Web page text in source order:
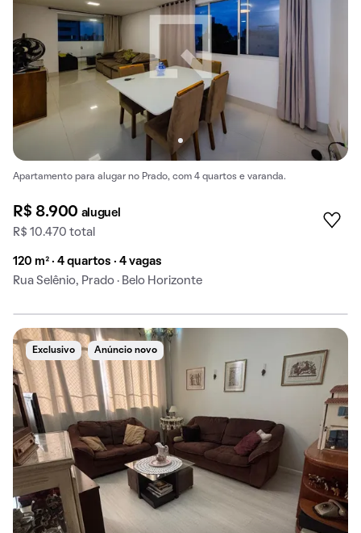
Apartamento para alugar no Prado, com 4 quartos e varanda.
R$ 8.900 aluguel
R$ 10.470 total
120 m² · 4 quartos · 4 vagas
Rua Selênio, Prado · Belo Horizonte
Exclusivo Anúncio novo